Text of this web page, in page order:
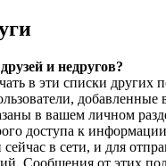
и недругов?
в эти списки других
добавленные
в вашем личном
доступа к
сейчас в сети, и для
Сообщения от этих